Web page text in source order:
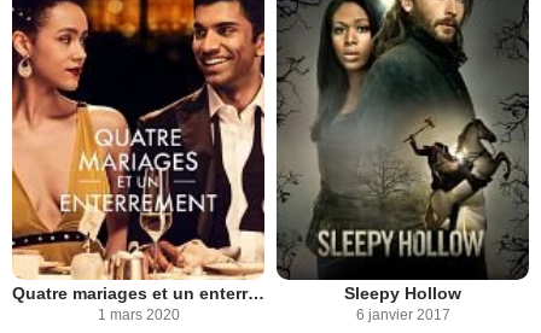
Quatre mariages et un enterrement
1 mars 2020
Sleepy Hollow
6 janvier 2017